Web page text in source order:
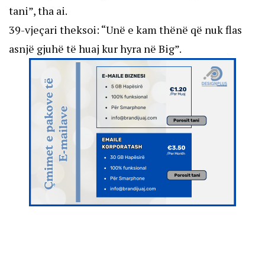
tani”, tha ai.
39-vjeçari theksoi: “Unë e kam thënë që nuk flas
asnjë gjuhë të huaj kur hyra në Big”.